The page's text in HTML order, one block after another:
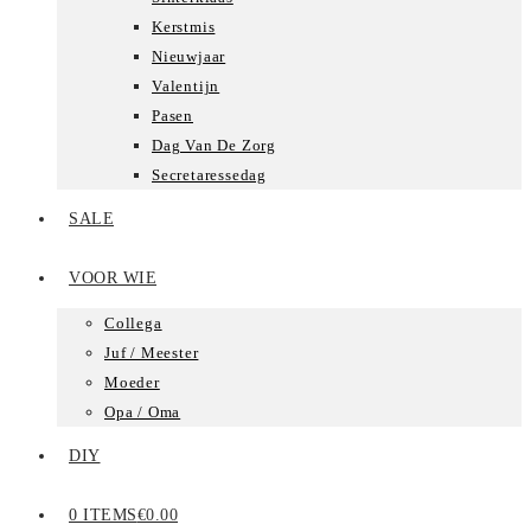
Kerstmis
Nieuwjaar
Valentijn
Pasen
Dag Van De Zorg
Secretaressedag
SALE
VOOR WIE
Collega
Juf / Meester
Moeder
Opa / Oma
DIY
0 ITEMS€0.00